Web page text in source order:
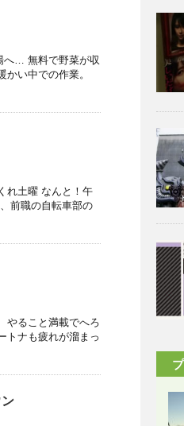
へ… 無料で野菜が収
い中での作業。
れ土曜 なんと！午
前職の自転車部の
やること満載でへろ
トナも疲れが溜まっ